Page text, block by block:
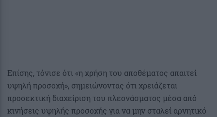
Επίσης, τόνισε ότι «η χρήση του αποθέματος απαιτεί
υψηλή προσοχή», σημειώνοντας ότι χρειάζεται
προσεκτική διαχείριση του πλεονάσματος μέσα από
κινήσεις υψηλής προσοχής για να μην σταλεί αρνητικό